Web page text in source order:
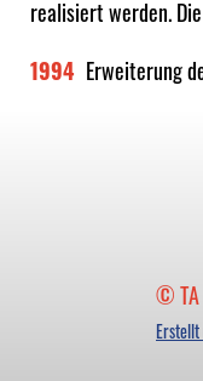
realisiert werden.
1994 Erweiterung
© TA
Erstellt